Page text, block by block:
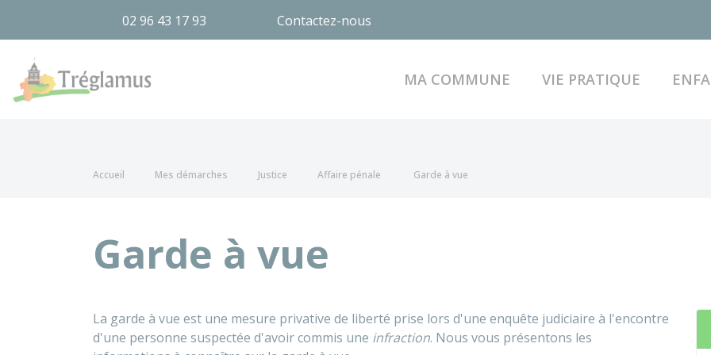
02 96 43 17 93 Contactez-nous
MA COMMUNE VIE PRATIQUE
Accueil Mes démarches Justice Affaire pénale Garde à vue
Garde à vue
La garde à vue est une mesure privative de liberté prise lors d'une enquête judiciaire à l'encontre
d'une personne suspectée d'avoir commis une infraction. Nous vous présentons les